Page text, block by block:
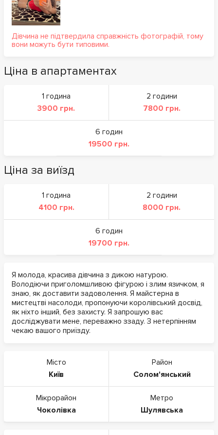
Дівчина не підтвердила справжність фотографій, тому
вони можуть бути типовими.
Ціна в апартаментах
1 година
3900 грн.
2 години
7800 грн.
6 годин
19500 грн.
Ціна за виїзд
1 година
4100 грн.
2 години
8000 грн.
6 годин
19700 грн.
Я молода, красива дівчина з дикою натурою.
Володіючи приголомшливою фігурою і злим язичком, я
знаю, як доставити задоволення. Я майстерна в
мистецтві насолоди, пропонуючи королівський досвід,
як ніхто інший, без захисту. Я запрошую вас
досліджувати мене, переважно ззаду. З нетерпінням
чекаю вашого приїзду.
Місто
Київ
Район
Солом'янський
Мікрорайон
Чоколівка
Метро
Шулявська